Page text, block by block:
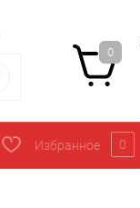
0
Избранное 0